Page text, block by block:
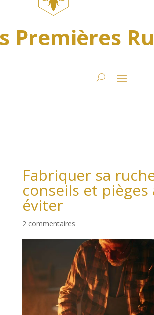
Premières
Fabriquer sa
conseils et pièges
éviter
2 commentaires